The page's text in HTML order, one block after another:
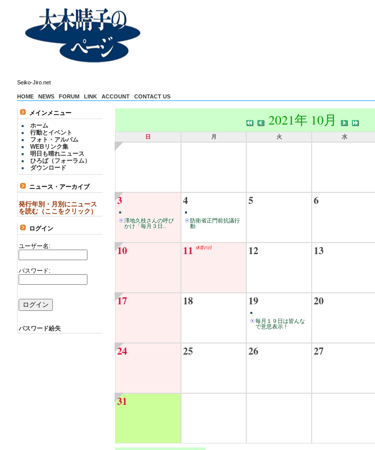
Seiko-Jiro.net
HOME NEWS FORUM LINK ACCOUNT CONTACT US
メインメニュー
ホーム
行動とイベント
フォト・アルバム
WEBリンク集
明日も晴れニュース
ひろば（フォーラム）
ダウンロード
ニュース・アーカイブ
発行年別・月別にニュース
を読む（ここをクリック）
ログイン
ユーザー名:
パスワード:
パスワード紛失
2021年 10月
日 月 火 水
3
澤地久枝さんの呼び
かけ「毎月３日..
4
防衛省正門前抗議行
動
5 6
10 11 体育の日 12 13
17 18 19
毎月１９日は皆んな
で意思表示！
20
24 25 26 27
31